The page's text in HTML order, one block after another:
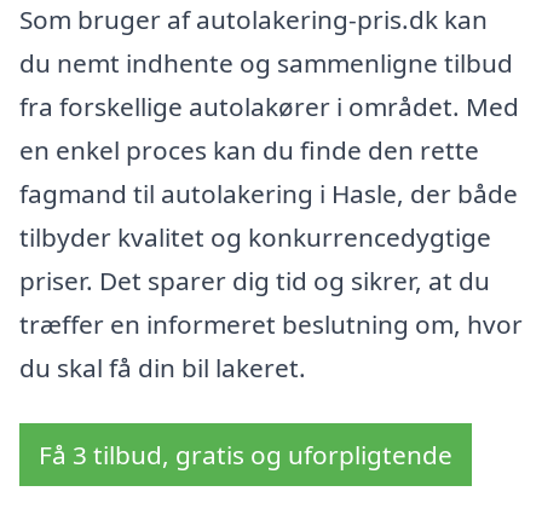
Som bruger af autolakering-pris.dk kan
du nemt indhente og sammenligne tilbud
fra forskellige autolakører i området. Med
en enkel proces kan du finde den rette
fagmand til autolakering i Hasle, der både
tilbyder kvalitet og konkurrencedygtige
priser. Det sparer dig tid og sikrer, at du
træffer en informeret beslutning om, hvor
du skal få din bil lakeret.
Få 3 tilbud, gratis og uforpligtende